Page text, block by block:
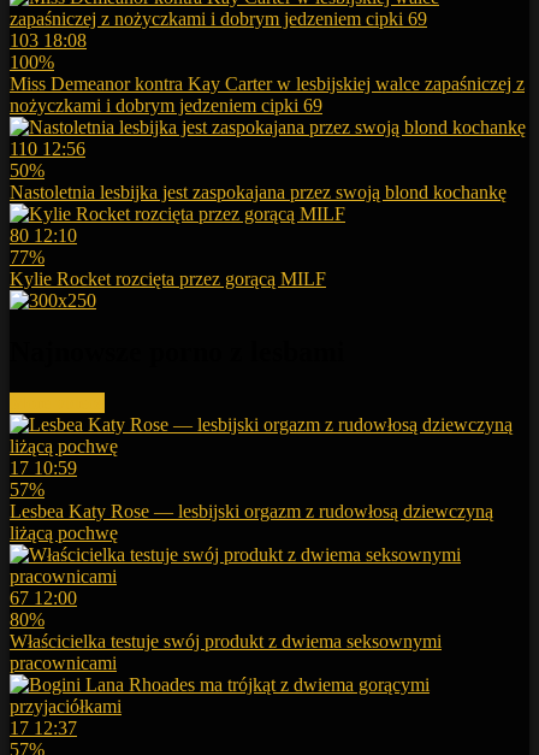
103 18:08
100%
Miss Demeanor kontra Kay Carter w lesbijskiej walce zapaśniczej z
nożyczkami i dobrym jedzeniem cipki 69
110 12:56
50%
Nastoletnia lesbijka jest zaspokajana przez swoją blond kochankę
80 12:10
77%
Kylie Rocket rozcięta przez gorącą MILF
17 10:59
57%
Lesbea Katy Rose — lesbijski orgazm z rudowłosą dziewczyną
liżącą pochwę
67 12:00
80%
Właścicielka testuje swój produkt z dwiema seksownymi
pracownicami
17 12:37
57%